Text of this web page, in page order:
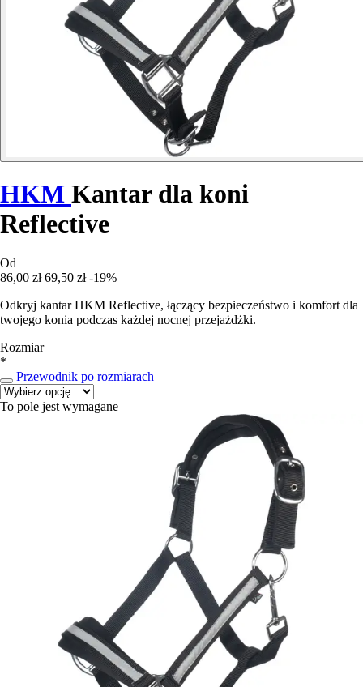
HKM Kantar dla koni
Reflective
Od
86,00 zł 69,50 zł -19%
Odkryj kantar HKM Reflective, łączący bezpieczeństwo i komfort dla
twojego konia podczas każdej nocnej przejażdżki.
Rozmiar
*
Przewodnik po rozmiarach
To pole jest wymagane